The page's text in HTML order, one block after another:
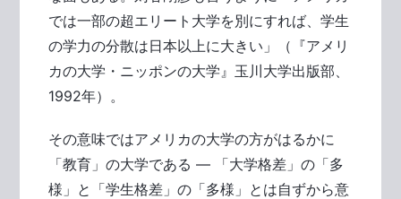
では一部の超エリート大学を別にすれば、学生
の学力の分散は日本以上に大きい」（『アメリ
カの大学・ニッポンの大学』玉川大学出版部、
1992年）。
その意味ではアメリカの大学の方がはるかに
「教育」の大学である ― 「大学格差」の「多
様」と「学生格差」の「多様」とは自ずから意